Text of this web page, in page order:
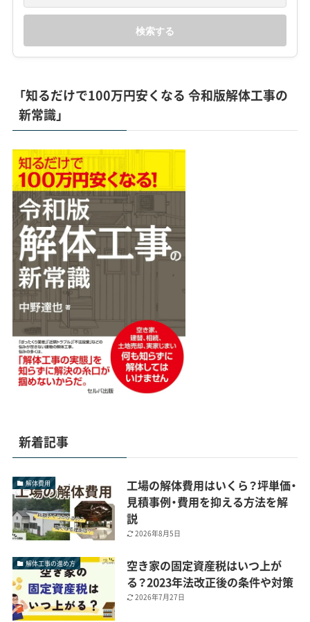
検索する
「知るだけで100万円安くなる 令和版解体工事の
新常識」
新着記事
解体費用
工場の解体費用はいくら？坪単価・
見積事例・費用を抑える方法を解
説
2026年8月5日
解体工事の進め方
空き家の固定資産税はいつ上が
る？2023年法改正後の条件や対策
2026年7月27日